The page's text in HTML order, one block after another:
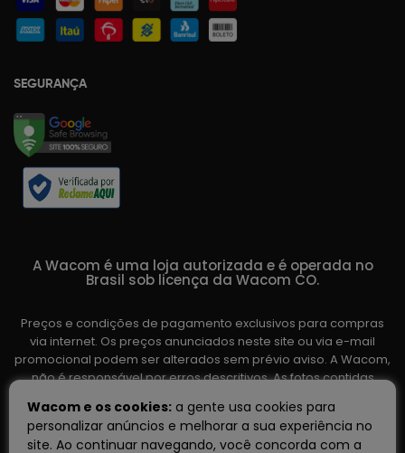
SEGURANÇA
A Wacom é uma loja autorizada e é operada no
Brasil sob licença da Wacom CO.
Preços e condições de pagamento exclusivos para compras
via internet. Os preços anunciados neste site ou via e-mail
promocional podem ser alterados sem prévio aviso. A Wacom,
não é responsável por erros descritivos. As fotos contidas
variar de acordo com o fornecedor/lote do fabricante. Ofertas
válidas até o término de nossos estoques. Vendas sujeitas à
Wacom e os cookies: a gente usa cookies para
personalizar anúncios e melhorar a sua experiência no
site. Ao continuar navegando, você concorda com a